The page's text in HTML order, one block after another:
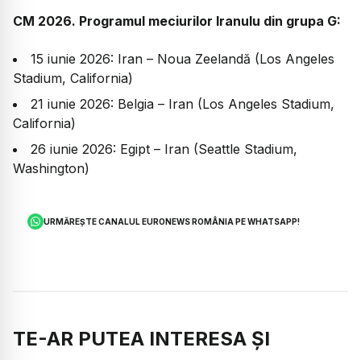
CM 2026. ​Programul meciurilor Iranulu din grupa G:
​15 iunie 2026: Iran – Noua Zeelandă (Los Angeles
Stadium, California)
​21 iunie 2026: Belgia – Iran (Los Angeles Stadium,
California)
​26 iunie 2026: Egipt – Iran (Seattle Stadium,
Washington)
URMĂREȘTE CANALUL EURONEWS ROMÂNIA PE WHATSAPP!
TE-AR PUTEA INTERESA ȘI